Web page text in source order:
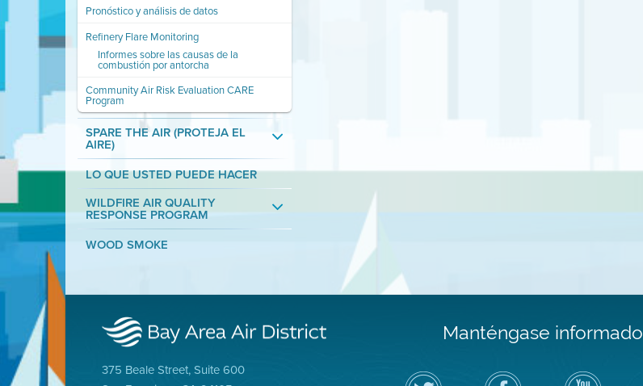
Pronóstico y análisis de datos
Refinery Flare Monitoring
Informes sobre las causas de la
combustión por antorcha
Community Air Risk Evaluation CARE
Program
SPARE THE AIR (PROTEJA EL
AIRE)
LO QUE USTED PUEDE HACER
WILDFIRE AIR QUALITY
RESPONSE PROGRAM
WOOD SMOKE
375 Beale Street, Suite 600
Manténgase informado
Siga
Visite
Canal